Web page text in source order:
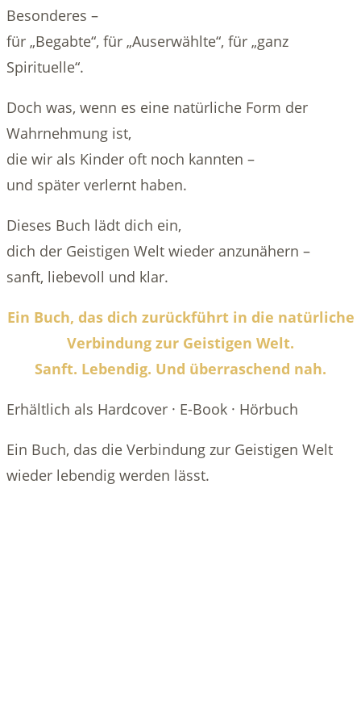
Besonderes –
für „Begabte“, für „Auserwählte“, für „ganz
Spirituelle“.
Doch was, wenn es eine natürliche Form der
Wahrnehmung ist,
die wir als Kinder oft noch kannten –
und später verlernt haben.
Dieses Buch lädt dich ein,
dich der Geistigen Welt wieder anzunähern –
sanft, liebevoll und klar.
Ein Buch, das dich zurückführt in die natürliche
Verbindung zur Geistigen Welt.
Sanft. Lebendig. Und überraschend nah.
Erhältlich als Hardcover · E-Book · Hörbuch
Ein Buch, das die Verbindung zur Geistigen Welt
wieder lebendig werden lässt.